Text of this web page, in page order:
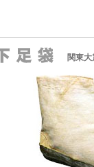
関東